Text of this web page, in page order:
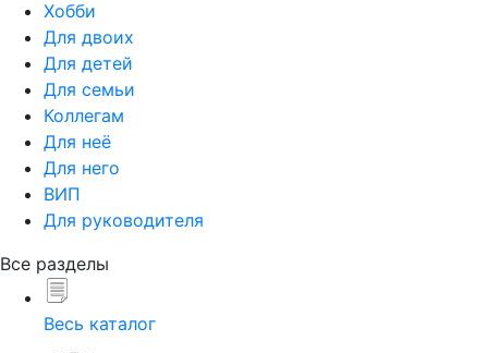
Хобби
Для двоих
Для детей
Для семьи
Коллегам
Для неё
Для него
ВИП
Для руководителя
Все разделы
Весь каталог